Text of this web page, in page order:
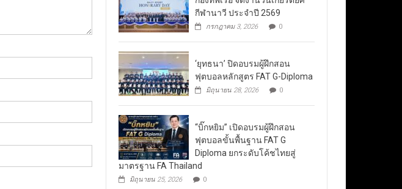
กีฬานาวี ประจำปี 2569
กรกฎาคม 3, 2026 0
‘ยุทธนา’ ปิดอบรมผู้ฝึกสอน
ฟุตบอลหลักสูตร FAT G-Diploma
มิถุนายน 28, 2026 0
“บิ๊กหยิม” เปิดอบรมผู้ฝึกสอน
ฟุตบอลขั้นพื้นฐาน FAT G
Diploma ยกระดับโค้ชไทยสู่
มาตรฐาน FA Thailand
มิถุนายน 25, 2026 0